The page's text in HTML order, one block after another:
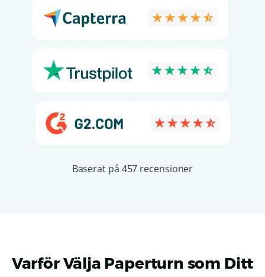
Baserat på 457 recensioner
Varför Välja Paperturn som Ditt